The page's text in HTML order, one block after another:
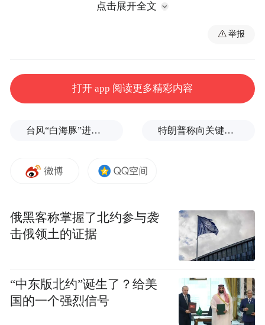
7月5日在西安市中心医院等检查结果的患儿及家
的幼儿，另有血铅异常幼儿在老年病科、内
分泌科病房住院治疗。医护人员表示，不便
家长表示，此前天水方面组织开了一次家长
会，据工作人员通报，涉事幼儿园的三色枣
点击展开全文
举报
打开 app 阅读更多精彩内容
台风“白海豚”进入24小时警戒线，最新登陆点预判 特朗普称向关键矿产投资30亿美元
俄黑客称掌握了北约参与袭
击俄领土的证据
“中东版北约”诞生了？给美
国的一个强烈信号